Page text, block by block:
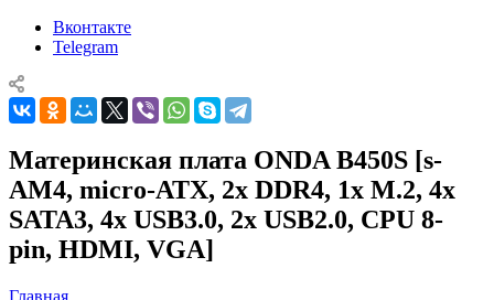
Вконтакте
Telegram
Материнская плата ONDA B450S [s-
AM4, micro-ATX, 2x DDR4, 1x M.2, 4x
SATA3, 4x USB3.0, 2x USB2.0, CPU 8-
pin, HDMI, VGA]
Главная